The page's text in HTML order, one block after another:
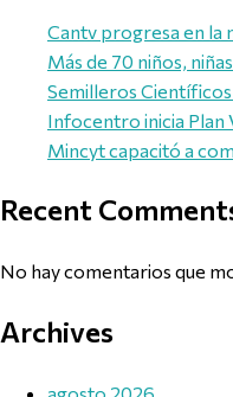
Cantv progresa en la
Más de 70 niños,
Semilleros
Infocentro inicia Plan
Mincyt capacitó a
Recent
No hay comentarios que
Archives